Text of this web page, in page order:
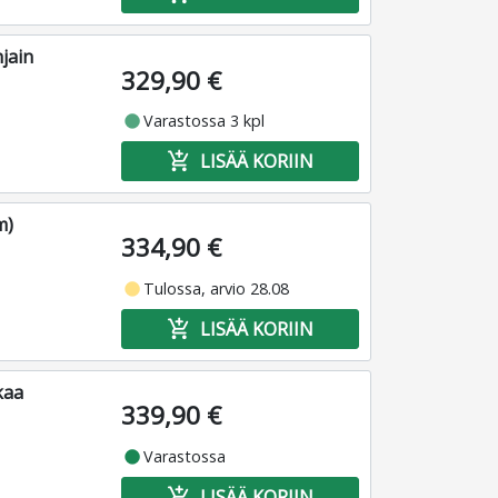
329,90 €
fiber_manual_recordVarastossa 3 kpl
add_shopping_cart LISÄÄ KORIIN
334,90 €
fiber_manual_record Tulossa, arvio 28.08
add_shopping_cart LISÄÄ KORIIN
339,90 €
fiber_manual_recordVarastossa